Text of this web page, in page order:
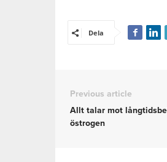
Dela
Previous article
Allt talar mot
östrogen